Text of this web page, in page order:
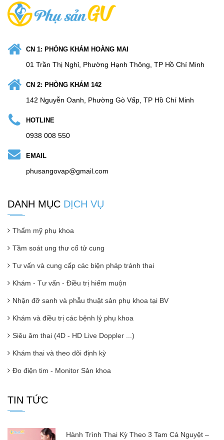
CN 1: PHÒNG KHÁM HOÀNG MAI
01 Trần Thị Nghỉ, Phường Hạnh Thông, TP Hồ Chí Minh
CN 2: PHÒNG KHÁM 142
142 Nguyễn Oanh, Phường Gò Vấp, TP Hồ Chí Minh
HOTLINE
0938 008 550
EMAIL
phusangovap@gmail.com
DANH MỤC DỊCH VỤ
Thẩm mỹ phụ khoa
Tầm soát ung thư cổ tử cung
Tư vấn và cung cấp các biện pháp tránh thai
Khám - Tư vấn - Điều trị hiếm muộn
Nhận đỡ sanh và phẫu thuật sản phụ khoa tại BV
Khám và điều trị các bệnh lý phụ khoa
Siêu âm thai (4D - HD Live Doppler ...)
Khám thai và theo dõi định kỳ
Đo điện tim - Monitor Sản khoa
TIN TỨC
Hành Trình Thai Kỳ Theo 3 Tam Cá Nguyệt –